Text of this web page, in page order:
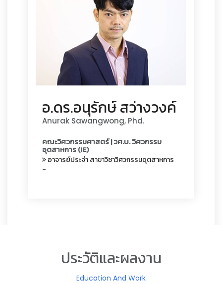
อ.ดร.อนุรักษ์ สว่างวงค์
Anurak Sawangwong, Phd.
คณะวิศวกรรมศาสตร์ | วศ.บ. วิศวกรรม
อุตสาหการ (IE)
อาจารย์ประจำ สาขาวิชาวิศวกรรมอุตสาหการ
-
ประวัติและผลงาน
Education And Work